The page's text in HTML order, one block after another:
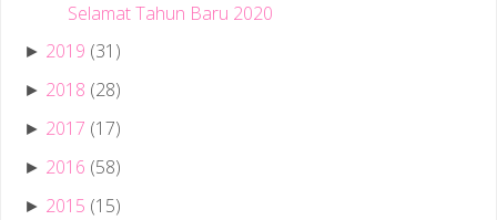
Selamat Tahun Baru 2020
► 2019 (31)
► 2018 (28)
► 2017 (17)
► 2016 (58)
► 2015 (15)